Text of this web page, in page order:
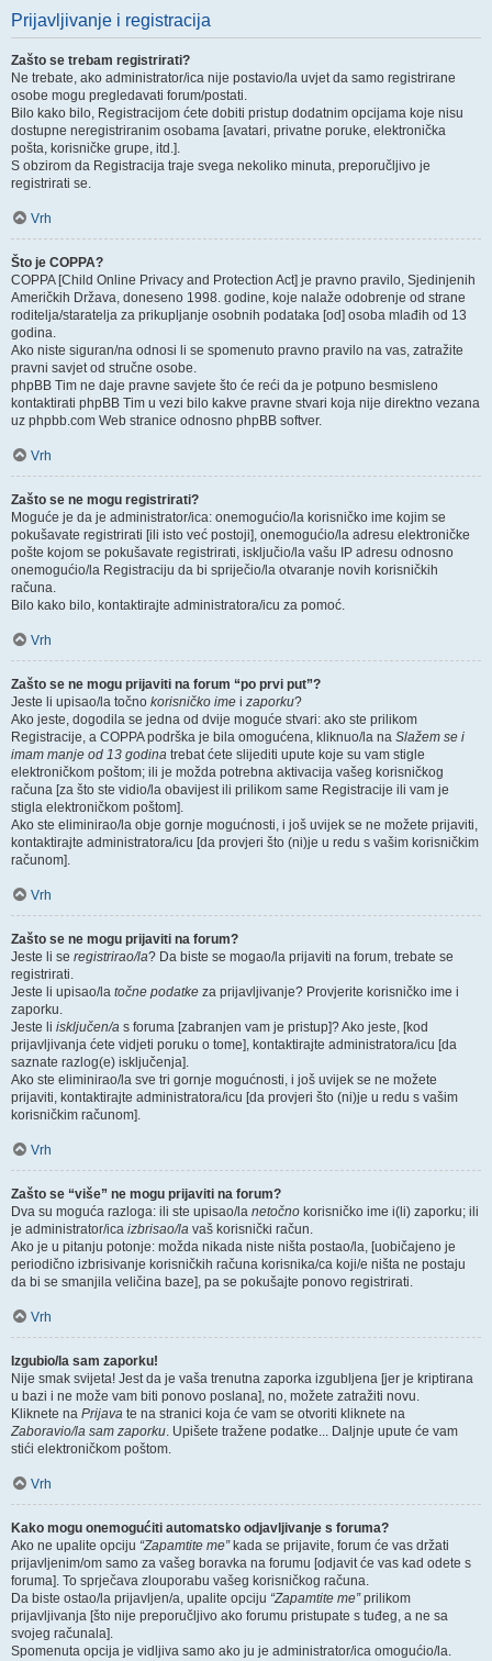
Prijavljivanje i registracija
Zašto se trebam registrirati?
Ne trebate, ako administrator/ica nije postavio/la uvjet da samo registrirane
osobe mogu pregledavati forum/postati.
Bilo kako bilo, Registracijom ćete dobiti pristup dodatnim opcijama koje nisu
dostupne neregistriranim osobama [avatari, privatne poruke, elektronička
pošta, korisničke grupe, itd.].
S obzirom da Registracija traje svega nekoliko minuta, preporučljivo je
registrirati se.
Vrh
Što je COPPA?
COPPA [Child Online Privacy and Protection Act] je pravno pravilo, Sjedinjenih
Američkih Država, doneseno 1998. godine, koje nalaže odobrenje od strane
roditelja/staratelja za prikupljanje osobnih podataka [od] osoba mlađih od 13
godina.
Ako niste siguran/na odnosi li se spomenuto pravno pravilo na vas, zatražite
pravni savjet od stručne osobe.
phpBB Tim ne daje pravne savjete što će reći da je potpuno besmisleno
kontaktirati phpBB Tim u vezi bilo kakve pravne stvari koja nije direktno vezana
uz phpbb.com Web stranice odnosno phpBB softver.
Vrh
Zašto se ne mogu registrirati?
Moguće je da je administrator/ica: onemogućio/la korisničko ime kojim se
pokušavate registrirati [ili isto već postoji], onemogućio/la adresu elektroničke
pošte kojom se pokušavate registrirati, isključio/la vašu IP adresu odnosno
onemogućio/la Registraciju da bi spriječio/la otvaranje novih korisničkih
računa.
Bilo kako bilo, kontaktirajte administratora/icu za pomoć.
Vrh
Zašto se ne mogu prijaviti na forum “po prvi put”?
Jeste li upisao/la točno korisničko ime i zaporku?
Ako jeste, dogodila se jedna od dvije moguće stvari: ako ste prilikom
Registracije, a COPPA podrška je bila omogućena, kliknuo/la na Slažem se i
imam manje od 13 godina trebat ćete slijediti upute koje su vam stigle
elektroničkom poštom; ili je možda potrebna aktivacija vašeg korisničkog
računa [za što ste vidio/la obavijest ili prilikom same Registracije ili vam je
stigla elektroničkom poštom].
Ako ste eliminirao/la obje gornje mogućnosti, i još uvijek se ne možete prijaviti,
kontaktirajte administratora/icu [da provjeri što (ni)je u redu s vašim korisničkim
računom].
Vrh
Zašto se ne mogu prijaviti na forum?
Jeste li se registrirao/la? Da biste se mogao/la prijaviti na forum, trebate se
registrirati.
Jeste li upisao/la točne podatke za prijavljivanje? Provjerite korisničko ime i
zaporku.
Jeste li isključen/a s foruma [zabranjen vam je pristup]? Ako jeste, [kod
prijavljivanja ćete vidjeti poruku o tome], kontaktirajte administratora/icu [da
saznate razlog(e) isključenja].
Ako ste eliminirao/la sve tri gornje mogućnosti, i još uvijek se ne možete
prijaviti, kontaktirajte administratora/icu [da provjeri što (ni)je u redu s vašim
korisničkim računom].
Vrh
Zašto se “više” ne mogu prijaviti na forum?
Dva su moguća razloga: ili ste upisao/la netočno korisničko ime i(li) zaporku; ili
je administrator/ica izbrisao/la vaš korisnički račun.
Ako je u pitanju potonje: možda nikada niste ništa postao/la, [uobičajeno je
periodično izbrisivanje korisničkih računa korisnika/ca koji/e ništa ne postaju
da bi se smanjila veličina baze], pa se pokušajte ponovo registrirati.
Vrh
Izgubio/la sam zaporku!
Nije smak svijeta! Jest da je vaša trenutna zaporka izgubljena [jer je kriptirana
u bazi i ne može vam biti ponovo poslana], no, možete zatražiti novu.
Kliknete na Prijava te na stranici koja će vam se otvoriti kliknete na
Zaboravio/la sam zaporku. Upišete tražene podatke... Daljnje upute će vam
stići elektroničkom poštom.
Vrh
Kako mogu onemogućiti automatsko odjavljivanje s foruma?
Ako ne upalite opciju “Zapamtite me”kada se prijavite, forum će vas držati
prijavljenim/om samo za vašeg boravka na forumu [odjavit će vas kad odete s
foruma]. To sprječava zlouporabu vašeg korisničkog računa.
Da biste ostao/la prijavljen/a, upalite opciju “Zapamtite me”prilikom
prijavljivanja [što nije preporučljivo ako forumu pristupate s tuđeg, a ne sa
svojeg računala].
Spomenuta opcija je vidljiva samo ako ju je administrator/ica omogućio/la.